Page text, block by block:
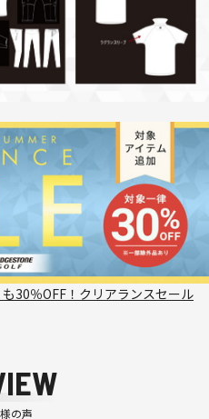
30％OFF！クリアランスセール
の声